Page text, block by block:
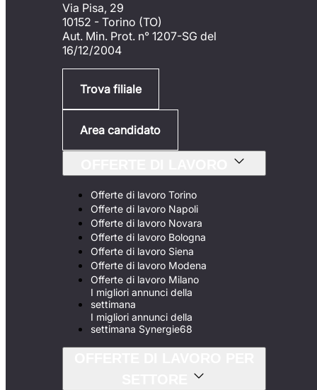
Via Pisa, 29
10152 - Torino (TO)
Aut. Min. Prot. n° 1207-SG del
16/12/2004
Trova filiale
Area candidato
Offerte di lavoro Torino
Offerte di lavoro Napoli
Offerte di lavoro Novara
Offerte di lavoro Bologna
Offerte di lavoro Siena
Offerte di lavoro Modena
Offerte di lavoro Milano
I migliori annunci della
settimana
I migliori annunci della
settimana Synergie68